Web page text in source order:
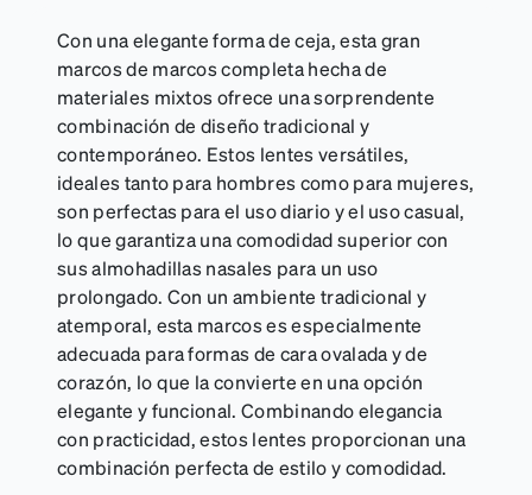
Con una elegante forma de ceja, esta gran
marcos de marcos completa hecha de
materiales mixtos ofrece una sorprendente
combinación de diseño tradicional y
contemporáneo. Estos lentes versátiles,
ideales tanto para hombres como para mujeres,
son perfectas para el uso diario y el uso casual,
lo que garantiza una comodidad superior con
sus almohadillas nasales para un uso
prolongado. Con un ambiente tradicional y
atemporal, esta marcos es especialmente
adecuada para formas de cara ovalada y de
corazón, lo que la convierte en una opción
elegante y funcional. Combinando elegancia
con practicidad, estos lentes proporcionan una
combinación perfecta de estilo y comodidad.